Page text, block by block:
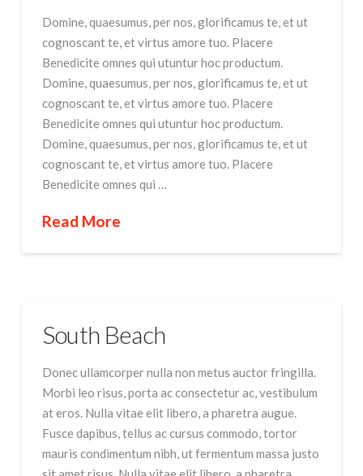
Domine, quaesumus, per nos, glorificamus te, et ut
cognoscant te, et virtus amore tuo. Placere
Benedicite omnes qui utuntur hoc productum.
Domine, quaesumus, per nos, glorificamus te, et ut
cognoscant te, et virtus amore tuo. Placere
Benedicite omnes qui utuntur hoc productum.
Domine, quaesumus, per nos, glorificamus te, et ut
cognoscant te, et virtus amore tuo. Placere
Benedicite omnes qui …
Read More
South Beach
Donec ullamcorper nulla non metus auctor fringilla.
Morbi leo risus, porta ac consectetur ac, vestibulum
at eros. Nulla vitae elit libero, a pharetra augue.
Fusce dapibus, tellus ac cursus commodo, tortor
mauris condimentum nibh, ut fermentum massa justo